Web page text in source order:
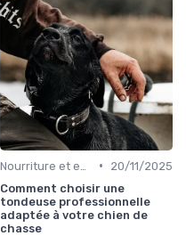
•
20/11/2025
Comment choisir une
tondeuse professionnelle
adaptée à votre chien de
chasse